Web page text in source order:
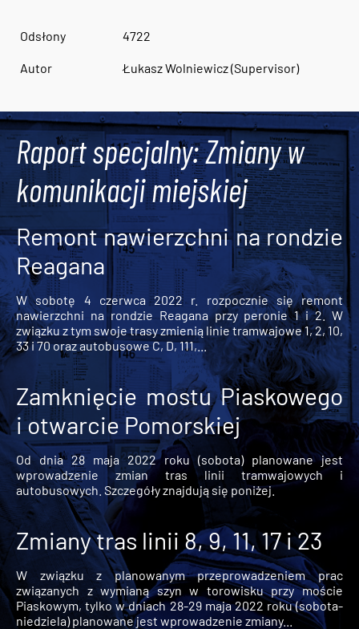
Odsłony 4722
Autor Łukasz Wolniewicz (Supervisor)
Raport specjalny: Zmiany w
komunikacji miejskiej
Remont nawierzchni na rondzie
Reagana
W sobotę 4 czerwca 2022 r. rozpocznie się remont
nawierzchni na rondzie Reagana przy peronie 1 i 2. W
związku z tym swoje trasy zmienią linie tramwajowe 1, 2, 10,
33 i 70 oraz autobusowe C, D, 111,...
Zamknięcie mostu Piaskowego
i otwarcie Pomorskiej
Od dnia 28 maja 2022 roku (sobota) planowane jest
wprowadzenie zmian tras linii tramwajowych i
autobusowych. Szczegóły znajdują się poniżej.
Zmiany tras linii 8, 9, 11, 17 i 23
W związku z planowanym przeprowadzeniem prac
związanych z wymianą szyn w torowisku przy moście
Piaskowym, tylko w dniach 28-29 maja 2022 roku (sobota-
niedziela) planowane jest wprowadzenie zmiany...